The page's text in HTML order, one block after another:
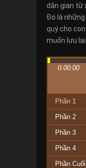
dân gian từ
Đó là
quý cho
muốn lưu lại
0:00:00
Phần 1
Phần 2
Phần 3
Phần 4
Phần Cuối